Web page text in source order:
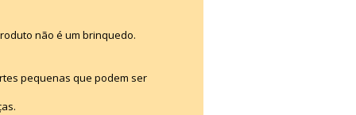
não é um brinquedo.
pequenas que podem ser